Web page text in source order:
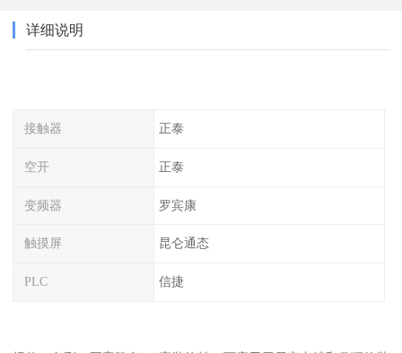
详细说明
接触器 正泰
空开 正泰
变频器 罗宾康
触摸屏 昆仑通态
PLC 信捷